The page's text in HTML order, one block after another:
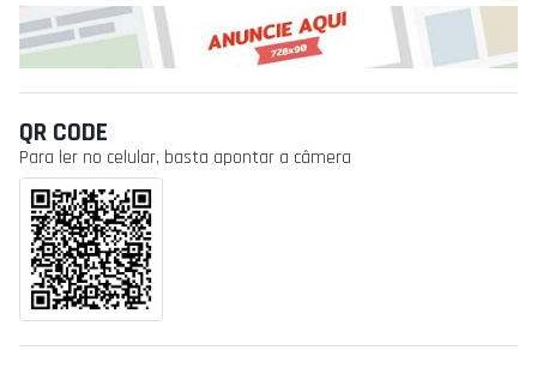
QR CODE
Para ler no celular, basta apontar a câmera